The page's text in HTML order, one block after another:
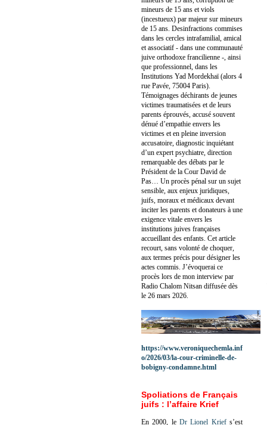
mineurs de 15 ans et viols
(incestueux) par majeur sur mineurs
de 15 ans. Desinfractions commises
dans les cercles intrafamilial, amical
et associatif - dans une communauté
juive orthodoxe francilienne -, ainsi
que professionnel, dans les
Institutions Yad Mordekhaï (alors 4
rue Pavée, 75004 Paris).
Témoignages déchirants de jeunes
victimes traumatisées et de leurs
parents éprouvés, accusé souvent
dénué d’empathie envers les
victimes et en pleine inversion
accusatoire, diagnostic inquiétant
d’un expert psychiatre, direction
remarquable des débats par le
Président de la Cour David de
Pas… Un procès pénal sur un sujet
sensible, aux enjeux juridiques,
juifs, moraux et médicaux devant
inciter les parents et donateurs à une
exigence vitale envers les
institutions juives françaises
accueillant des enfants. Cet article
recourt, sans volonté de choquer,
aux termes précis pour désigner les
actes commis. J’évoquerai ce
procès lors de mon interview par
Radio Chalom Nitsan diffusée dès
le 26 mars 2026.
https://www.veroniquechemla.inf
o/2026/03/la-cour-criminelle-de-
bobigny-condamne.html
Spoliations de Français
juifs : l’affaire Krief
En 2000, le Dr Lionel Kriefs’est